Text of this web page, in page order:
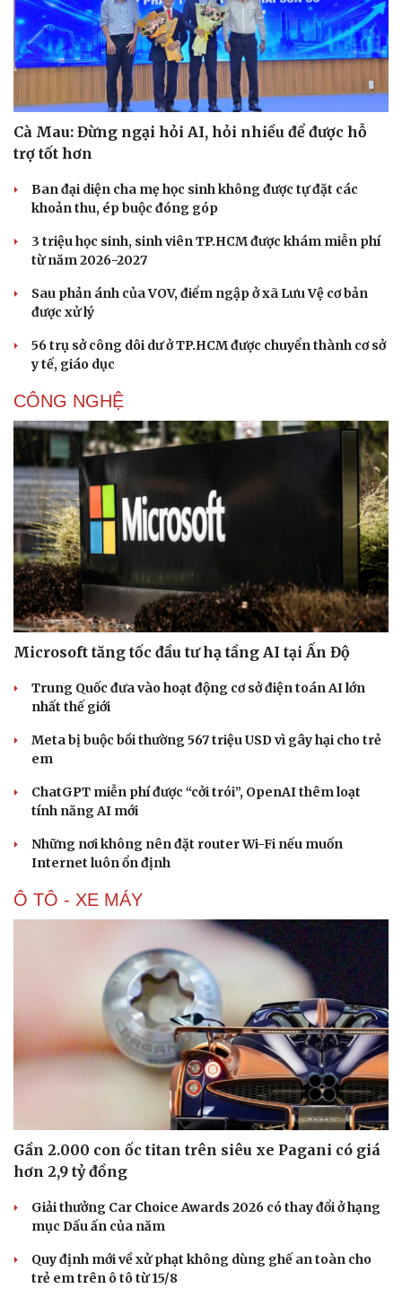
Tư vấn
Săn Tour
Cà Mau: Đừng ngại hỏi AI, hỏi nhiều để được hỗ
trợ tốt hơn
Ban đại diện cha mẹ học sinh không được tự đặt các
khoản thu, ép buộc đóng góp
3 triệu học sinh, sinh viên TP.HCM được khám miễn phí
từ năm 2026-2027
Sau phản ánh của VOV, điểm ngập ở xã Lưu Vệ cơ bản
được xử lý
56 trụ sở công dôi dư ở TP.HCM được chuyển thành cơ sở
y tế, giáo dục
CÔNG NGHỆ
Microsoft tăng tốc đầu tư hạ tầng AI tại Ấn Độ
Trung Quốc đưa vào hoạt động cơ sở điện toán AI lớn
nhất thế giới
Meta bị buộc bồi thường 567 triệu USD vì gây hại cho trẻ
em
ChatGPT miễn phí được “cởi trói”, OpenAI thêm loạt
tính năng AI mới
Những nơi không nên đặt router Wi-Fi nếu muốn
Internet luôn ổn định
Ô TÔ - XE MÁY
Gần 2.000 con ốc titan trên siêu xe Pagani có giá
hơn 2,9 tỷ đồng
Giải thưởng Car Choice Awards 2026 có thay đổi ở hạng
mục Dấu ấn của năm
Quy định mới về xử phạt không dùng ghế an toàn cho
trẻ em trên ô tô từ 15/8